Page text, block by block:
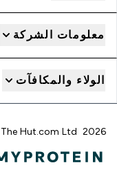
معلومات الشركة
الولاء والمكافآت
2026 The Hut.com Ltd